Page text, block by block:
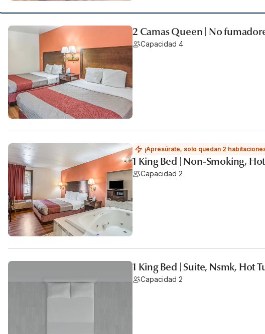
2 Camas Queen | No
Capacidad 4
¡Apresúrate, solo quedan 2
1 King Bed | Non-Smoking,
Capacidad 2
1 King Bed | Suite, Nsmk, Hot
Capacidad 2